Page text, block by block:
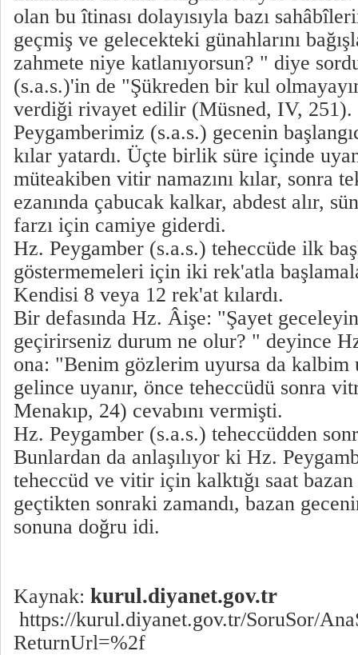
olan bu îtinası dolayısıyla bazı
geçmiş ve gelecekteki günahlarını
zahmete niye katlanıyorsun? " diye
(s.a.s.)'in de "Şükreden bir kul
verdiği rivayet edilir (Müsned, IV, 251).
Peygamberimiz (s.a.s.) gecenin
kılar yatardı. Üçte birlik süre içinde
müteakiben vitir namazını kılar, sonra
ezanında çabucak kalkar, abdest alır,
farzı için camiye giderdi.
Hz. Peygamber (s.a.s.) teheccüde ilk
göstermemeleri için iki rek'atla
Kendisi 8 veya 12 rek'at kılardı.
Bir defasında Hz. Âişe: "Şayet
geçirirseniz durum ne olur? " deyince
ona: "Benim gözlerim uyursa da kalbim
gelince uyanır, önce teheccüdü sonra
Menakıp, 24) cevabını vermişti.
Hz. Peygamber (s.a.s.) teheccüdden
Bunlardan da anlaşılıyor ki Hz.
teheccüd ve vitir için kalktığı saat
geçtikten sonraki zamandı, bazan
sonuna doğru idi.
Kaynak: kurul.diyanet.gov.tr
https://kurul.diyanet.gov.tr/SoruSor/
ReturnUrl=%2f